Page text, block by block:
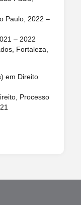
Paulo, 2022 –
– 2022
Fortaleza,
em Direito
Processo